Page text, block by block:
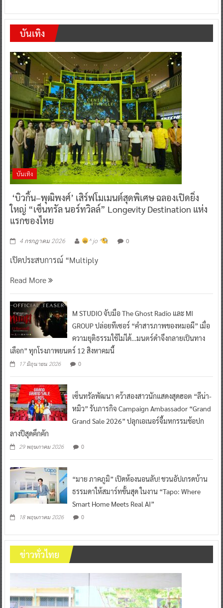
บันเทิง
บันเทิง
‘บิวกิ้น–พุฒิพงศ์’ เสิร์ฟโมเมนต์สุดพิเศษ ฉลองเปิดยิ่ง
ใหญ่ “เซ็นทรัล นอร์ทวิลล์” Longevity Destination แห่ง
แรกของไทย
4 กรกฎาคม 2026 ^ jo ^ 0
เปิดประสบการณ์ “Multiply
Read More
M STUDIO จับมือ The Ghost Radio และ MI
GROUP ปล่อยทีเซอร์ “คำสารภาพของหมอผี” เมื่อ
ความยุติธรรมใช้ไม่ได้…มนตร์ดำจึงกลายเป็นทาง
เลือก” ทุกโรงภาพยนตร์ 12 สิงหาคมนี้
17 มิถุนายน 2026 0
เซ็นทรัลพัฒนา คว้าสองสาวนักแสดงสุดฮอต “ลีน่า-
หมิว” รับภารกิจ Campaign Ambassador “Grand
Grand Sale 2026” ปลุกเอเนอร์จี้มหกรรมช้อปก
ลางปีสุดคึกคัก
29 พฤษภาคม 2026 0
“มาย ภาคภูมิ” เปิดห้องนอนลับ! ชวนอัปเกรดบ้าน
ธรรมดาให้สมาร์ทขั้นสุด ในงาน “Tapo: Where
Smart Home Meets Real AI”
18 พฤษภาคม 2026 0
ข่าวทั่วไทย